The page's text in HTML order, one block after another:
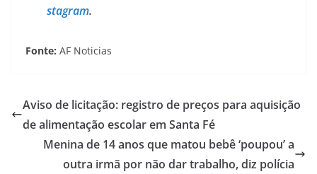
stagram.
Fonte: AF Noticias
Aviso de licitação: registro de preços para aquisição
de alimentação escolar em Santa Fé
Menina de 14 anos que matou bebê ‘poupou’ a
outra irmã por não dar trabalho, diz polícia